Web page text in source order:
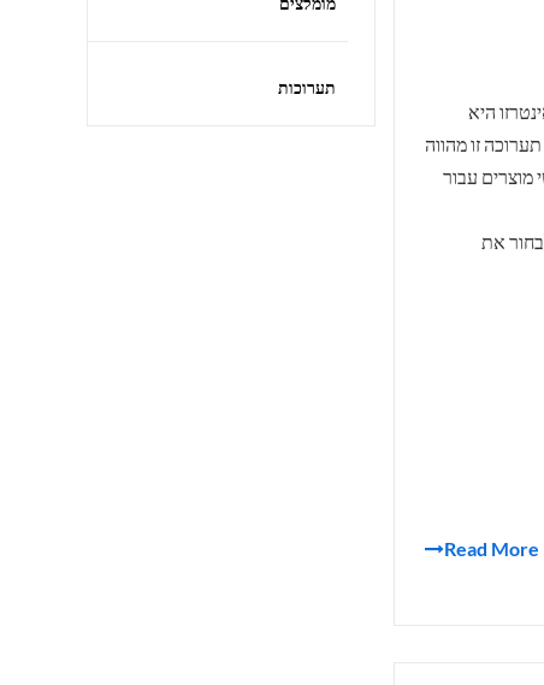
מסחריים מיותר מ-120 מדינות, אינטרזו היא
זו מהווה
מוצרים עבור
את
Read More
תערוכות